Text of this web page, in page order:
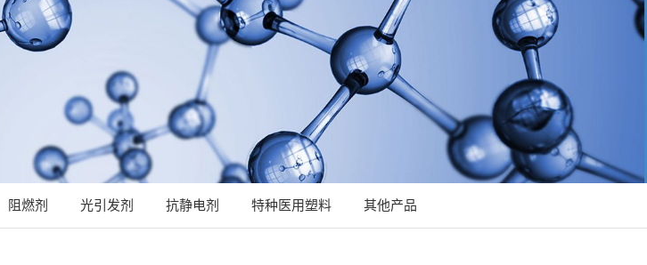
阻燃剂 光引发剂 抗静电剂 特种医用塑料 其他产品